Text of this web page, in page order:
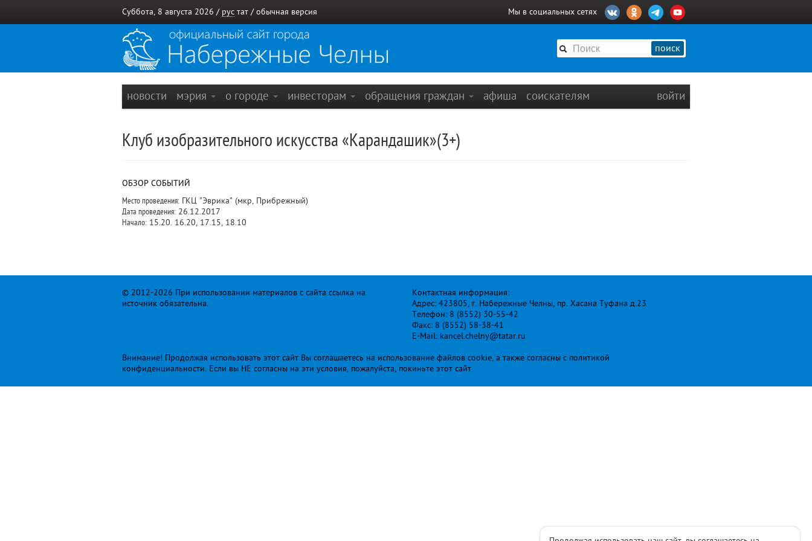
Суббота, 8 августа 2026 / рус тат / обычная версия Мы в социальных сетях
поиск
новости мэрия о городе инвесторам обращения граждан афиша соискателям войти
Клуб изобразительного искусства «Карандашик»(3+)
ОБЗОР СОБЫТИЙ
Место проведения: ГКЦ "Эврика" (мкр, Прибрежный)
Дата проведения: 26.12.2017
Начало: 15.20. 16.20, 17.15, 18.10
© 2012-2026 При использовании материалов с сайта ссылка на
источник обязательна.
Контактная информация:
Адрес: 423805, г. Набережные Челны, пр. Хасана Туфана д.23
Телефон: 8 (8552) 30-55-42
Факс: 8 (8552) 58-38-41
E-Mail: kancel.chelny@tatar.ru
Внимание! Продолжая использовать этот сайт Вы соглашаетесь на использование файлов cookie, а также согласны с политикой
конфиденциальности. Если вы НЕ согласны на эти условия, пожалуйста, покиньте этот сайт